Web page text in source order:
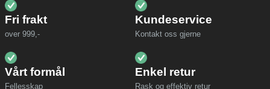
Fri frakt
over 999,-
Kundeservice
Kontakt oss gjerne
Vårt formål
Fellesskap
Enkel retur
Rask og effektiv retur